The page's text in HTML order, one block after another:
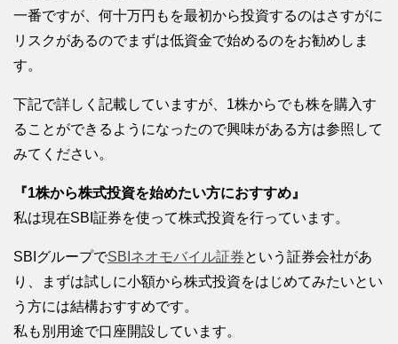
一番ですが、何十万円もを最初から投資するのはさすがに
リスクがあるのでまずは低資金で始めるのをお勧めしま
す。
下記で詳しく記載していますが、1株からでも株を購入す
ることができるようになったので興味がある方は参照して
みてください。
『1株から株式投資を始めたい方におすすめ』
私は現在SBI証券を使って株式投資を行っています。
SBIグループでSBIネオモバイル証券という証券会社があ
り、まずは試しに小額から株式投資をはじめてみたいとい
う方には結構おすすめです。
私も別用途で口座開設しています。